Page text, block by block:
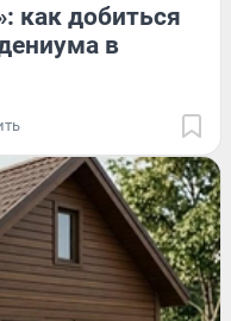
как добиться
в